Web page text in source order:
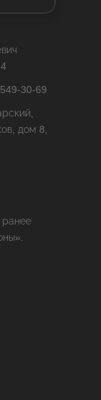
30-69
дом 8,
ранее